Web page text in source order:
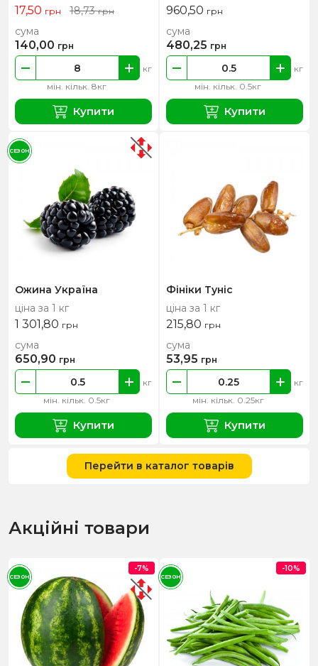
17,50 грн 18,73грн
мін. кільк. 8кг
кг
сума
140,00 грн
Купити
960,50 грн
мін. кільк. 0.5кг
кг
сума
480,25 грн
Купити
Ожина Україна
ціна за 1 кг
1 301,80 грн
мін. кільк. 0.5кг
кг
сума
650,90 грн
Купити
СЕЗОН
Фініки Туніс
ціна за 1 кг
215,80 грн
мін. кільк. 0.25кг
кг
сума
53,95 грн
Купити
Перейти в каталог товарів
Акційні товари
-7%
СЕЗОН
-10%
СЕЗОН